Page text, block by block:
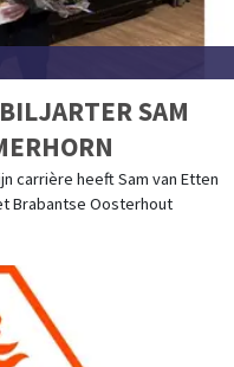
SAM
carrière heeft Sam van Etten
Brabantse Oosterhout